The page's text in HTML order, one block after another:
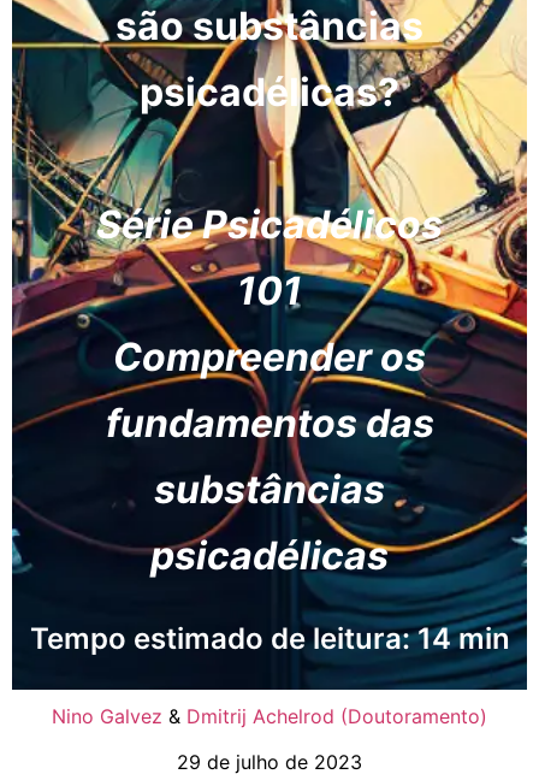
são substâncias
psicadélicas?
Série Psicadélicos
101
Compreender os
fundamentos das
substâncias
psicadélicas
Tempo estimado de leitura: 14 min
Nino Galvez & Dmitrij Achelrod (Doutoramento)
29 de julho de 2023